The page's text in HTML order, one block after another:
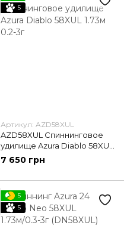
5
Артикул: AZD58XUL
AZD58XUL Спиннинговое
удилище Azura Diablo 58XUL
1.73м 0.2-3г
7 650 грн
5
5